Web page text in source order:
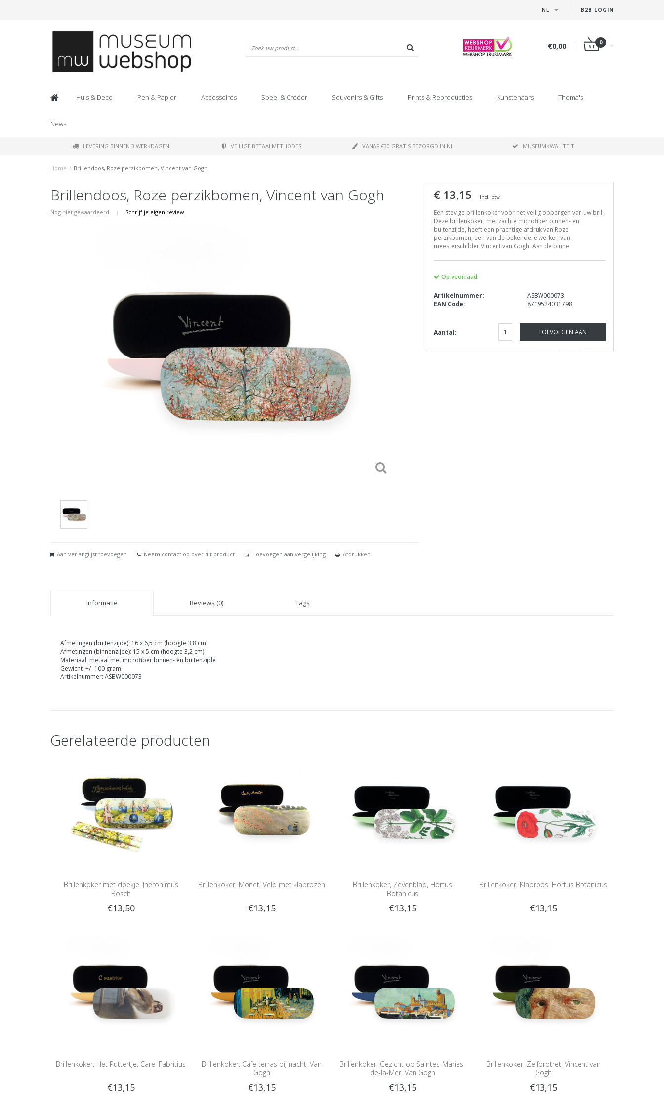
B2B LOGIN
NL
€0,00 0
Huis & Deco Pen & Papier Accessoires Speel & Creëer Souvenirs & Gifts Prints & Reproducties Kunstenaars Thema's
News
LEVERING BINNEN 3 WERKDAGEN VEILIGE BETAALMETHODES VANAF €30 GRATIS BEZORGD IN NL MUSEUMKWALITEIT
Home / Brillendoos, Roze perzikbomen, Vincent van Gogh
Brillendoos, Roze perzikbomen, Vincent van Gogh
Nog niet gewaardeerd | Schrijf je eigen review
Aan verlanglijst toevoegen Neem contact op over dit product Toevoegen aan vergelijking Afdrukken
€ 13,15 Incl. btw
Een stevige brillenkoker voor het veilig opbergen van uw bril.
Deze brillenkoker, met zachte microfiber binnen- en
buitenzijde, heeft een prachtige afdruk van Roze
perzikbomen, een van de bekendere werken van
meesterschilder Vincent van Gogh. Aan de binne
Op voorraad
Artikelnummer:
ASBW000073
EAN Code:
8719524031798
Aantal: TOEVOEGEN AAN
WINKELWAGEN
Informatie Reviews (0) Tags
Afmetingen (buitenzijde): 16 x 6,5 cm (hoogte 3,8 cm)
Afmetingen (binnenzijde): 15 x 5 cm (hoogte 3,2 cm)
Materiaal: metaal met microfiber binnen- en buitenzijde
Gewicht: +/- 100 gram
Artikelnummer: ASBW000073
Gerelateerde producten
Brillenkoker met doekje, Jheronimus
Bosch
€13,50
Brillenkoker, Monet, Veld met klaprozen
€13,15
Brillenkoker, Zevenblad, Hortus
Botanicus
€13,15
Brillenkoker, Klaproos, Hortus Botanicus
€13,15
Brillenkoker, Het Puttertje, Carel Fabritius
€13,15
Brillenkoker, Cafe terras bij nacht, Van
Gogh
€13,15
Brillenkoker, Gezicht op Saintes-Maries-
de-la-Mer, Van Gogh
€13,15
Brillenkoker, Zelfprotret, Vincent van
Gogh
€13,15